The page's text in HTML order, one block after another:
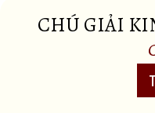
CHÚ GIẢI